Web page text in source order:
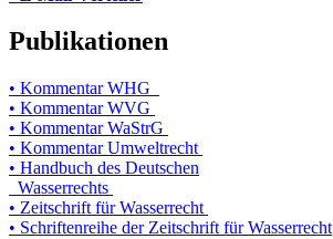
Publikationen
• Kommentar WHG
• Kommentar WVG
• Kommentar WaStrG
• Kommentar Umweltrecht
• Handbuch des Deutschen
Wasserrechts
• Zeitschrift für Wasserrecht
• Schriftenreihe der Zeitschrift für Wasserrecht